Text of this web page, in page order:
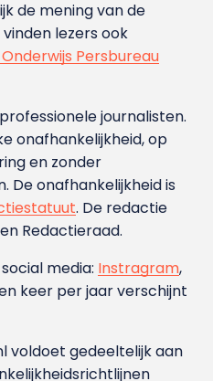
de mening van de
lezers ook
Persbureau
journalisten.
onafhankelijkheid, op
en zonder
De onafhankelijkheid is
. De redactie
Redactieraad.
media: Instragram,
keer per jaar verschijnt
voldoet gedeeltelijk aan